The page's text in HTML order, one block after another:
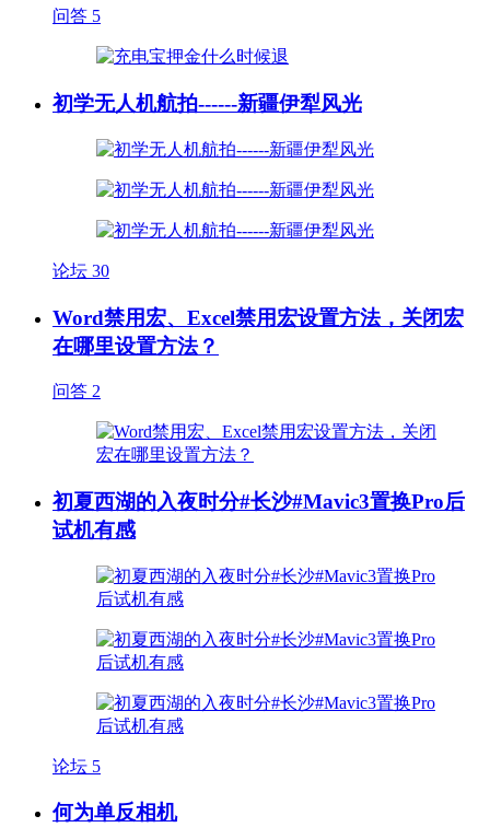
问答 5
初学无人机航拍------新疆伊犁风光
论坛 30
Word禁用宏、Excel禁用宏设置方法，关闭宏
在哪里设置方法？
问答 2
初夏西湖的入夜时分#长沙#Mavic3置换Pro后
试机有感
论坛 5
何为单反相机